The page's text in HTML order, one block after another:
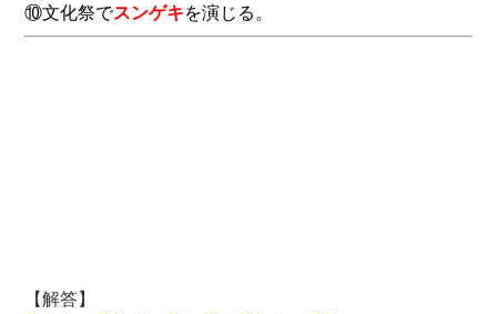
⑩文化祭でスンゲキを演じる。
【解答】